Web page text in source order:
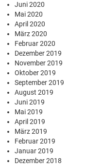
Juni 2020
Mai 2020
April 2020
März 2020
Februar 2020
Dezember 2019
November 2019
Oktober 2019
September 2019
August 2019
Juni 2019
Mai 2019
April 2019
März 2019
Februar 2019
Januar 2019
Dezember 2018